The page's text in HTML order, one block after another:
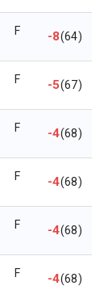
F -8(64)
F -5(67)
F -4(68)
F -4(68)
F -4(68)
F -4(68)